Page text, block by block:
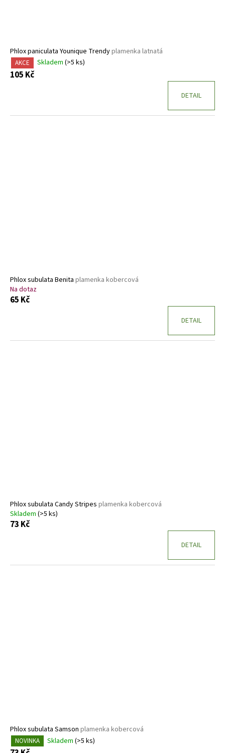
Phlox paniculata Younique Trendyplamenka latnatá
AKCE Skladem (>5 ks)
105 Kč
DETAIL
Phlox subulata Benita plamenka kobercová
Na dotaz
65 Kč
DETAIL
Phlox subulata Candy Stripes plamenka kobercová
Skladem (>5 ks)
73 Kč
DETAIL
Phlox subulata Samson plamenka kobercová
NOVINKA Skladem (>5 ks)